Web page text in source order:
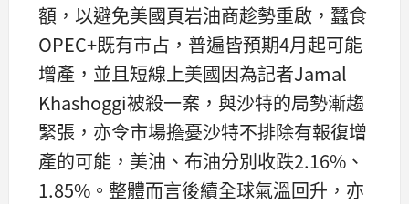
額，以避免美國頁岩油商趁勢重啟，蠶食
OPEC+既有市占，普遍皆預期4月起可能
增產，並且短線上美國因為記者Jamal
Khashoggi被殺一案，與沙特的局勢漸趨
緊張，亦令市場擔憂沙特不排除有報復增
產的可能，美油、布油分別收跌2.16%、
1.85%。整體而言後續全球氣溫回升，亦